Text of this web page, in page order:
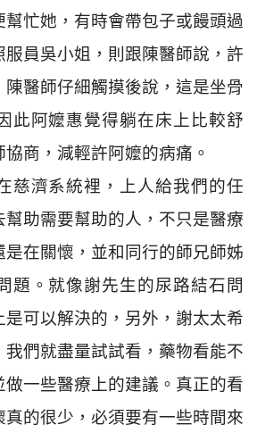
忙她，有時會帶包子或饅頭過
員吳小姐，則跟陳醫師說，許
醫師仔細觸摸後說，這是坐骨
此阿嬤惠覺得躺在床上比較舒
商，減輕許阿嬤的病痛。
慈濟系統裡，上人給我們的任
助需要幫助的人，不只是醫療
在關懷，並和同行的師兄師姊
題。就像謝先生的尿路結石問
可以解決的，另外，謝太太希
們就盡量試試看，藥物看能不
一些醫療上的建議。真正的看
的很少，必須要有一些時間來